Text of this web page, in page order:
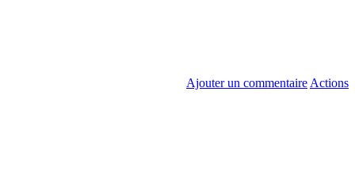
Ajouter un commentaire Actions